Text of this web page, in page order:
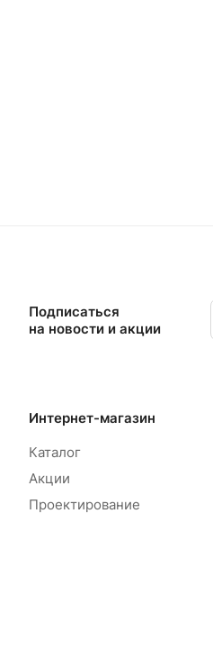
Подписаться
на новости и акции
Интернет-магазин
Каталог
Акции
Проектирование